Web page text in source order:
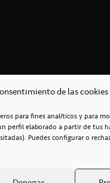
de las cookies
para fines analíticos y para
perfil elaborado a partir de tus
Puedes configurar o